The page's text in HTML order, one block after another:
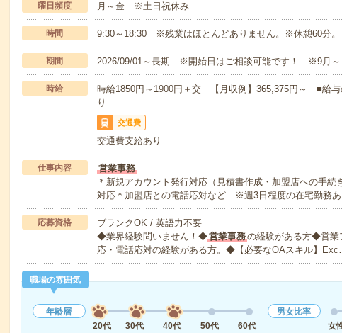
曜日頻度 月～金 ※土日祝休み
時間 9:30～18:30 ※残業はほとんどありません。※休憩60分。
期間 2026/09/01～長期 ※開始日はご相談可能です！ ※9月～
時給
時給1850円～1900円＋交 【月収例】365,375円～ ■給与
り
交通費
交通費支給あり
仕事内容
営業事務
＊新規アカウント発行対応（見積書作成・加盟店への手
対応＊加盟店との電話応対など ※週3日程度の在宅勤務
応募資格
ブランクOK / 英語力不要
◆業界経験問いません！◆営業事務の経験がある方◆営業
応・電話応対の経験がある方。◆【必要なOAスキル】
職場の雰囲気
年齢層
20代
30代 40代 50代 60代
男女比率
女